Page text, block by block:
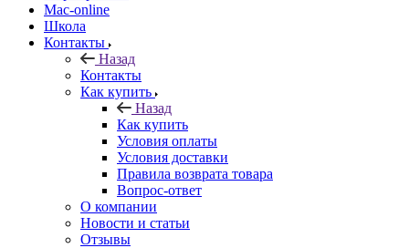
Mac-online
Школа
Контакты
Назад
Контакты
Как купить
Назад
Как купить
Условия оплаты
Условия доставки
Правила возврата товара
Вопрос-ответ
О компании
Новости и статьи
Отзывы